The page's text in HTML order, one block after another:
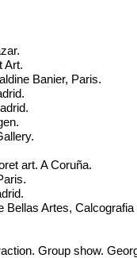
Art.
Banier, Paris.
art. A Coruña.
Bellas Artes,
Group show.